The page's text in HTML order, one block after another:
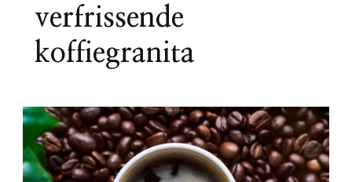
verfrissende
koffiegranita